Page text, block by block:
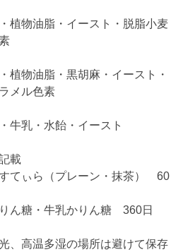
植物油脂・イースト・脱脂小麦
植物油脂・黒胡麻・イースト・
メル色素
牛乳・水飴・イースト
載
てぃら（プレーン・抹茶） 60
ん糖・牛乳かりん糖 360日
、高温多湿の場所は避けて保存